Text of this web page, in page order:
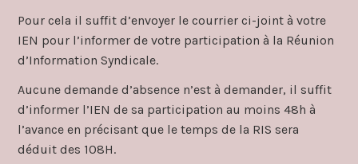
Pour cela il suffit d’envoyer le courrier ci-joint à votre
IEN pour l’informer de votre participation à la Réunion
d’Information Syndicale.
Aucune demande d’absence n’est à demander, il suffit
d’informer l’IEN de sa participation au moins 48h à
l’avance en précisant que le temps de la RIS sera
déduit des 108H.